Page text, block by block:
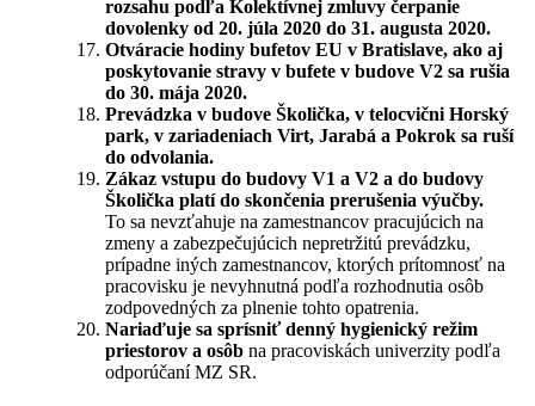
rozsahu podľa Kolektívnej zmluvy čerpanie
dovolenky od 20. júla 2020 do 31. augusta 2020.
Otváracie hodiny bufetov EU v Bratislave, ako aj
poskytovanie stravy v bufete v budove V2 sa rušia
do 30. mája 2020.
Prevádzka v budove Školička, v telocvični Horský
park, v zariadeniach Virt, Jarabá a Pokrok sa ruší
do odvolania.
Zákaz vstupu do budovy V1 a V2 a do budovy
Školička platí do skončenia prerušenia výučby.
To sa nevzťahuje na zamestnancov pracujúcich na
zmeny a zabezpečujúcich nepretržitú prevádzku,
prípadne iných zamestnancov, ktorých prítomnosť na
pracovisku je nevyhnutná podľa rozhodnutia osôb
zodpovedných za plnenie tohto opatrenia.
Nariaďuje sa sprísniť denný hygienický režim
priestorov a osôb na pracoviskách univerzity podľa
odporúčaní MZ SR.